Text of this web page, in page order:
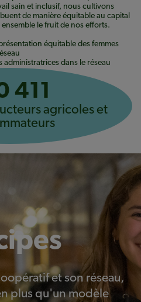
sain et inclusif, nous cultivons
de manière équitable au capital
le fruit de nos efforts.
équitable des femmes
administratrices dans le réseau
411
agricoles et
et son réseau,
plus qu'un modèle